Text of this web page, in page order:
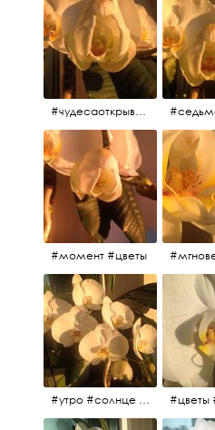
#чудесаоткрываются #красота #чудоприроды #нежность #цветы #прекрасное
#момент #цветы
#утро #солнце #белыеночи2017 #санктпетербург #цветы #седьмойпошёл